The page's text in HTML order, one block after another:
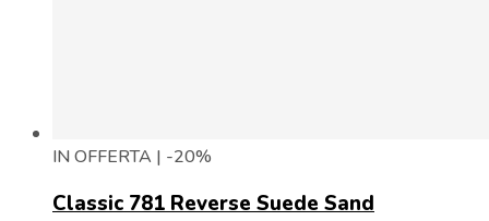
IN OFFERTA | -20%
Classic 781 Reverse Suede Sand